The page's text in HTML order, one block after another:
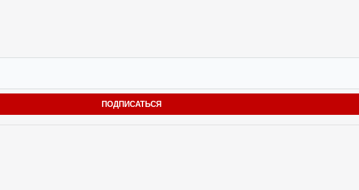
ПОДПИСАТЬСЯ